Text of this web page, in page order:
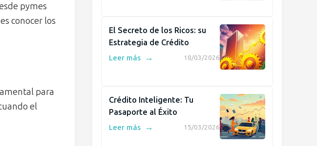
pymes
conocer los
para
el
El Secreto de los Ricos: su
Estrategia de Crédito
18/03/2026
Leer más →
Crédito Inteligente: Tu
Pasaporte al Éxito
15/03/2026
Leer más →